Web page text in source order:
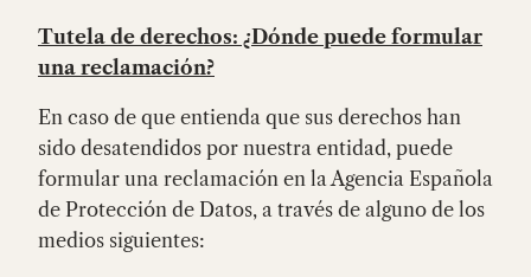
Tutela de derechos: ¿Dónde puede formular
una reclamación?
En caso de que entienda que sus derechos han
sido desatendidos por nuestra entidad, puede
formular una reclamación en la Agencia Española
de Protección de Datos, a través de alguno de los
medios siguientes: